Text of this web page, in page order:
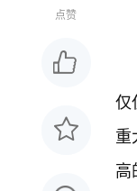
点赞
仅
重
高